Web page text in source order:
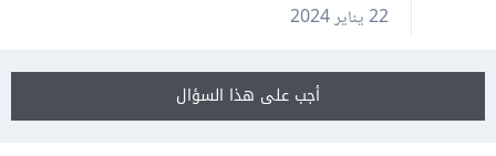
22 يناير 2024
أجب على هذا السؤال